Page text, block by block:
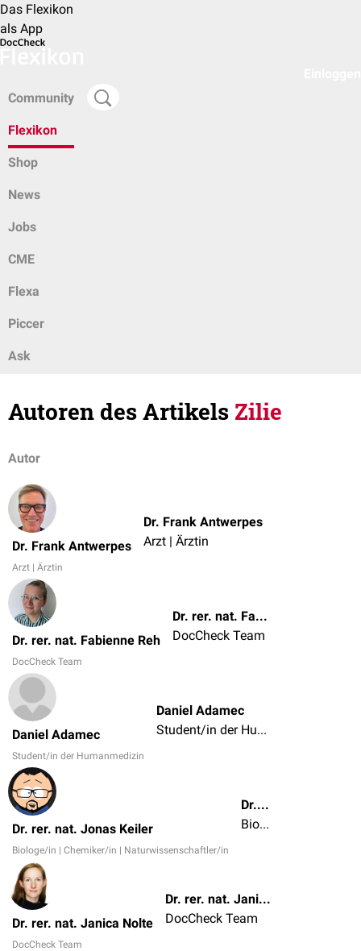
Das Flexikon
als App
Community
Flexikon
Shop
News
Jobs
CME
Flexa
Piccer
Ask
Autoren des Artikels Zilie
Autor
Dr. Frank Antwerpes
Arzt | Ärztin
Dr. Frank Antwerpes
Arzt | Ärztin
Dr. rer. nat. Fabienne Reh
DocCheck Team
Dr. rer. nat. Fabienne Reh
DocCheck Team
Daniel Adamec
Student/in der Humanmedizin
Daniel Adamec
Student/in der Humanmedizin
Dr. rer. nat. Jonas Keiler
Biologe/in | Chemiker/in | Naturwissenschaftler/in
Dr. rer. nat. Jonas Keiler
Biologe/in | Chemiker/in | Naturwissenschaftler/in
Dr. rer. nat. Janica Nolte
DocCheck Team
Dr. rer. nat. Janica Nolte
DocCheck Team